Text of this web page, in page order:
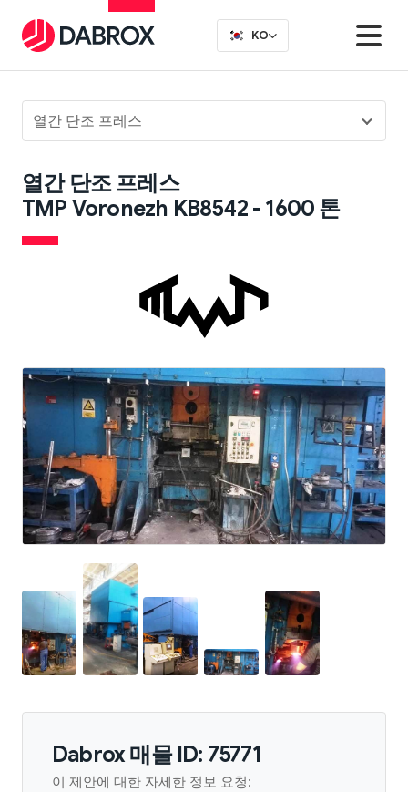
열간 단조 프레스
열간 단조 프레스
TMP Voronezh KB8542 - 1600 톤
Dabrox 매물 ID: 75771
이 제안에 대한 자세한 정보 요청: